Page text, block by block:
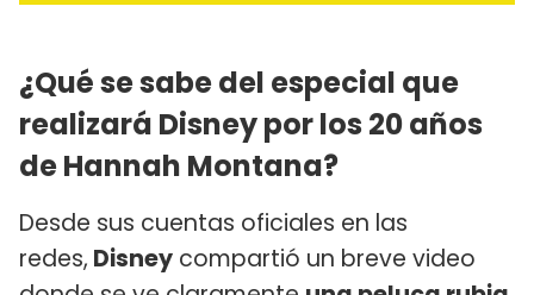
¿Qué se sabe del especial que
realizará Disney por los 20 años
de Hannah Montana?
Desde sus cuentas oficiales en las
redes, Disney compartió un breve video